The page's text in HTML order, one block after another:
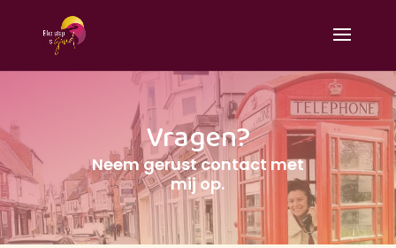
Vragen?
Neem gerust contact met
mij op.